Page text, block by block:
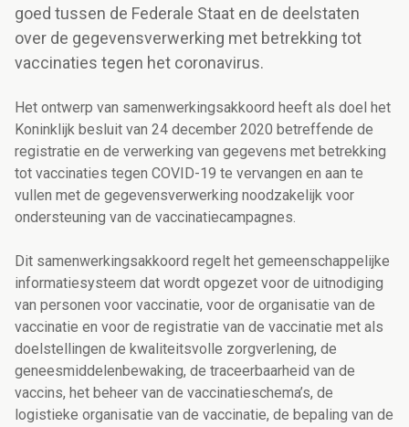
goed tussen de Federale Staat en de deelstaten
over de gegevensverwerking met betrekking tot
vaccinaties tegen het coronavirus.
Het ontwerp van samenwerkingsakkoord heeft als doel het
Koninklijk besluit van 24 december 2020 betreffende de
registratie en de verwerking van gegevens met betrekking
tot vaccinaties tegen COVID-19 te vervangen en aan te
vullen met de gegevensverwerking noodzakelijk voor
ondersteuning van de vaccinatiecampagnes.
Dit samenwerkingsakkoord regelt het gemeenschappelijke
informatiesysteem dat wordt opgezet voor de uitnodiging
van personen voor vaccinatie, voor de organisatie van de
vaccinatie en voor de registratie van de vaccinatie met als
doelstellingen de kwaliteitsvolle zorgverlening, de
geneesmiddelenbewaking, de traceerbaarheid van de
vaccins, het beheer van de vaccinatieschema’s, de
logistieke organisatie van de vaccinatie, de bepaling van de